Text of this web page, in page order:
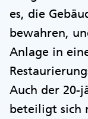
es, die
bewahren,
Anlage in
Auch der 20-
beteiligt sich